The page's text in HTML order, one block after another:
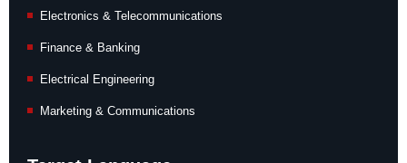
Electronics & Telecommunications
Finance & Banking
Electrical Engineering
Marketing & Communications